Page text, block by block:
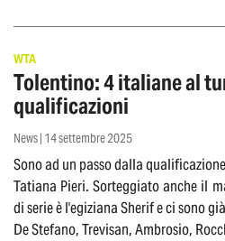
WTA
Tolentino: 4 italiane al
qualificazioni
News | 14 settembre 2025
Sono ad un passo dalla
Tatiana Pieri. Sorteggiato anche il
di serie è l'egiziana Sherif e ci sono
De Stefano, Trevisan, Ambrosio,